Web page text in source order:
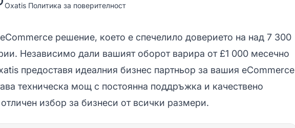
Oxatis Политика за поверителност
решение, което е спечелило доверието на над 7 300
Независимо дали вашият оборот варира от £1 000 месечно
предоставя идеалния бизнес партньор за вашия eCommerce
техническа мощ с постоянна поддръжка и качествено
избор за бизнеси от всички размери.